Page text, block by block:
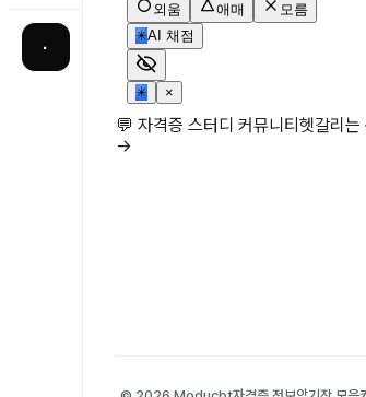
·
외움
애매
모름
✳AI 채점
✳ ×
💬 자격증 스터디 커뮤니티헷갈리는
→